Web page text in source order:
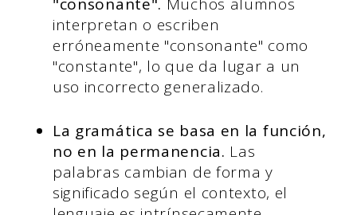
"consonante". Muchos alumnos
interpretan o escriben
erróneamente "consonante" como
"constante", lo que da lugar a un
uso incorrecto generalizado.
La gramática se basa en la función,
no en la permanencia. Las
palabras cambian de forma y
significado según el contexto, el